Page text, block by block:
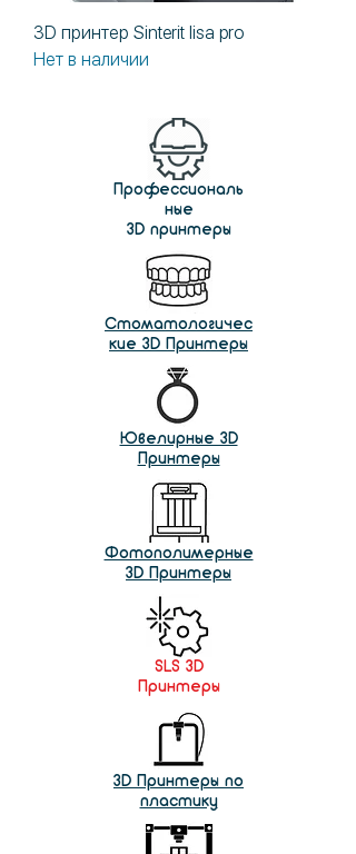
3D принтер Sinterit lisa pro
Нет в наличии
Профессиональ
ные
3D принтеры
Стоматологичес
кие 3D Принтеры
Ювелирные 3D
Принтеры
Фотополимерные
3D Принтеры
SLS 3D
Принтеры
3D Принтеры по
пластику